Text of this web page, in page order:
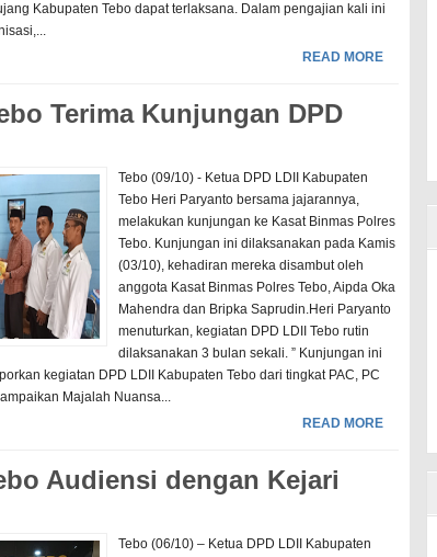
Kabupaten Tebo dapat terlaksana. Dalam pengajian kali ini
READ MORE
Terima Kunjungan DPD
Tebo (09/10) - Ketua DPD LDII Kabupaten
Tebo Heri Paryanto bersama jajarannya,
melakukan kunjungan ke Kasat Binmas Polres
Tebo. Kunjungan ini dilaksanakan pada Kamis
(03/10), kehadiran mereka disambut oleh
anggota Kasat Binmas Polres Tebo, Aipda Oka
Mahendra dan Bripka Saprudin.Heri Paryanto
menuturkan, kegiatan DPD LDII Tebo rutin
dilaksanakan 3 bulan sekali. ” Kunjungan ini
kegiatan DPD LDII Kabupaten Tebo dari tingkat PAC, PC
Majalah Nuansa...
READ MORE
Audiensi dengan Kejari
Tebo (06/10) – Ketua DPD LDII Kabupaten